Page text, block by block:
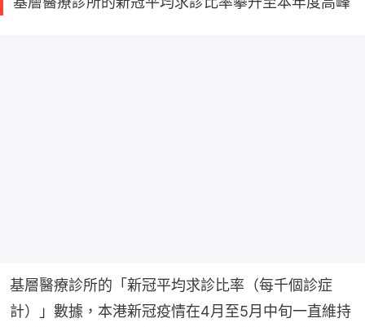
基層醫療診所的「新冠平均求診比率（每千個診症
計）」數據，本港新冠疫情在4月至5月中旬一直維持